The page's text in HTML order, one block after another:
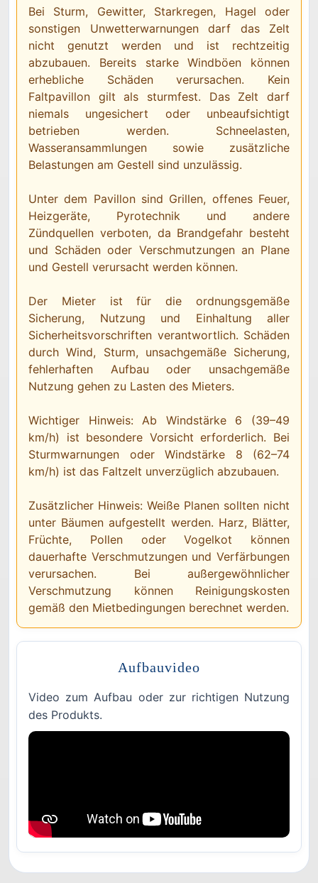
Bei Sturm, Gewitter, Starkregen, Hagel oder
sonstigen Unwetterwarnungen darf das Zelt
nicht genutzt werden und ist rechtzeitig
abzubauen. Bereits starke Windböen können
erhebliche Schäden verursachen. Kein
Faltpavillon gilt als sturmfest. Das Zelt darf
niemals ungesichert oder unbeaufsichtigt
betrieben werden. Schneelasten,
Wasseransammlungen sowie zusätzliche
Belastungen am Gestell sind unzulässig.
Unter dem Pavillon sind Grillen, offenes Feuer,
Heizgeräte, Pyrotechnik und andere
Zündquellen verboten, da Brandgefahr besteht
und Schäden oder Verschmutzungen an Plane
und Gestell verursacht werden können.
Der Mieter ist für die ordnungsgemäße
Sicherung, Nutzung und Einhaltung aller
Sicherheitsvorschriften verantwortlich. Schäden
durch Wind, Sturm, unsachgemäße Sicherung,
fehlerhaften Aufbau oder unsachgemäße
Nutzung gehen zu Lasten des Mieters.
Wichtiger Hinweis: Ab Windstärke 6 (39–49
km/h) ist besondere Vorsicht erforderlich. Bei
Sturmwarnungen oder Windstärke 8 (62–74
km/h) ist das Faltzelt unverzüglich abzubauen.
Zusätzlicher Hinweis: Weiße Planen sollten nicht
unter Bäumen aufgestellt werden. Harz, Blätter,
Früchte, Pollen oder Vogelkot können
dauerhafte Verschmutzungen und Verfärbungen
verursachen. Bei außergewöhnlicher
Verschmutzung können Reinigungskosten
gemäß den Mietbedingungen berechnet werden.
Aufbauvideo
Video zum Aufbau oder zur richtigen Nutzung
des Produkts.